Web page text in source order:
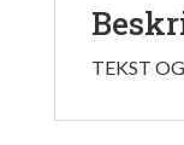
TEKST